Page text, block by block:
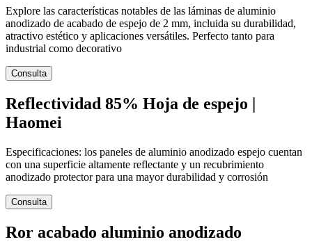
Explore las características notables de las láminas de aluminio
anodizado de acabado de espejo de 2 mm, incluida su durabilidad,
atractivo estético y aplicaciones versátiles. Perfecto tanto para
industrial como decorativo
Consulta
Reflectividad 85% Hoja de espejo |
Haomei
Especificaciones: los paneles de aluminio anodizado espejo cuentan
con una superficie altamente reflectante y un recubrimiento
anodizado protector para una mayor durabilidad y corrosión
Consulta
Ror acabado aluminio anodizado